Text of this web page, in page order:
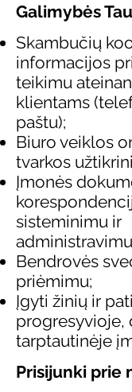
Galimybės
Skambučių
informacijos
teikimu
klientams
paštu);
Biuro veiklos
tvarkos
Įmonės
sisteminimu ir
Bendrovės
priėmimu;
Įgyti žinių ir
progresyvioje,
tarptautinėje
Prisijunki prie